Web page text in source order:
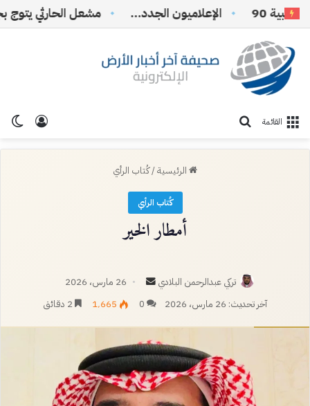
90 الإعلاميون الجدد…
تسجيل القائمة
الرئيسية/كُتاب الرأي
كُتاب الرأي
أمطار الخير
تركي عبدالرحمن البلادي
أرسل
بريدا
26 مارس، 2026
آخر تحديث: 26 مارس، 2026
0 1٬665